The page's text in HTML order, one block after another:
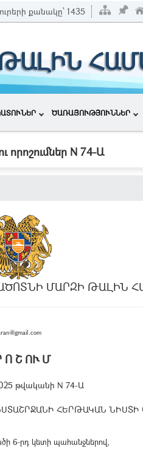
քանակը՝ 1435
ԾԱՌԱՅՈՒԹՅՈՒՆՆԵՐ
որոշումներ N 74-Ա
ՄԱՐԶԻ ԹԱԼԻՆ
Ո Շ ՈՒ Մ
թվականի N 74-Ա
ՀԵՐԹԱԿԱՆ ՆԻՍՏԻ
6-րդ կետի պահանջներով,